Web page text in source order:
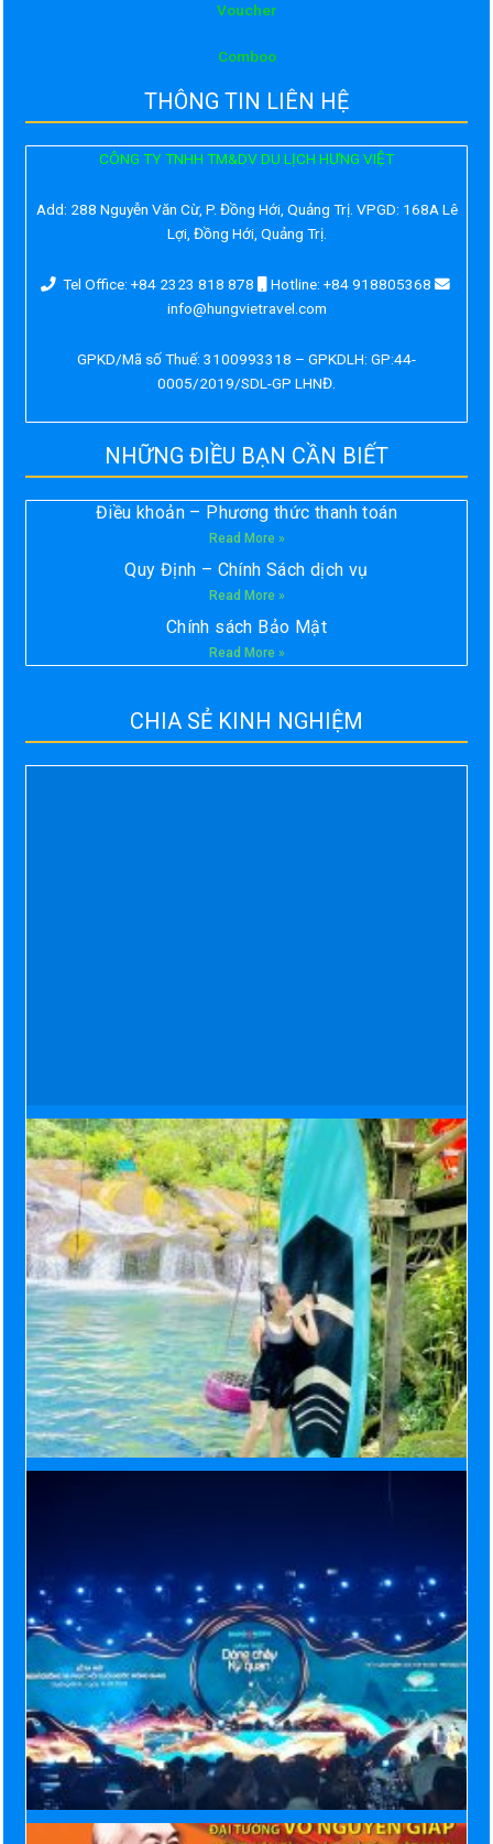
Voucher
Comboo
THÔNG TIN LIÊN HỆ
CÔNG TY TNHH TM&DV DU LỊCH HƯNG VIỆT
Add: 288 Nguyễn Văn Cừ, P. Đồng Hới, Quảng Trị. VPGD: 168A Lê
Lợi, Đồng Hới, Quảng Trị.
Tel Office: +84 2323 818 878
Hotline: +84 918805368
info@hungvietravel.com
GPKD/Mã số Thuế: 3100993318 – GPKDLH: GP:44-
0005/2019/SDL-GP LHNĐ.
NHỮNG ĐIỀU BẠN CẦN BIẾT
Điều khoản – Phương thức thanh toán
Read More »
Quy Định – Chính Sách dịch vụ
Read More »
Chính sách Bảo Mật
Read More »
CHIA SẺ KINH NGHIỆM